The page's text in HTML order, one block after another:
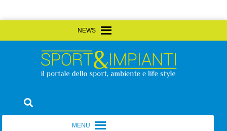
to
Sport&Impianti